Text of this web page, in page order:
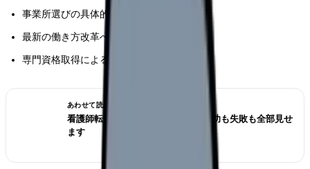
事業所選びの具体的なポイント
最新の働き方改革への対応状況
専門資格取得による将来展望
あわせて読みたい
看護師転職のリアル体験談12選｜成功も失敗も全部見せ
ます